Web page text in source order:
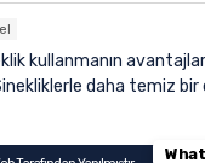
kullanmanın
daha temiz